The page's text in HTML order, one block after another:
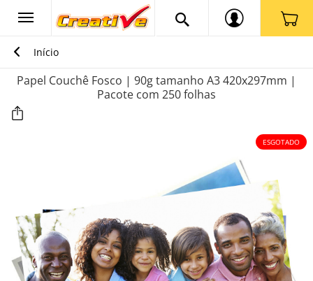
Início
Papel Couchê Fosco | 90g tamanho A3 420x297mm |
Pacote com 250 folhas
ESGOTADO